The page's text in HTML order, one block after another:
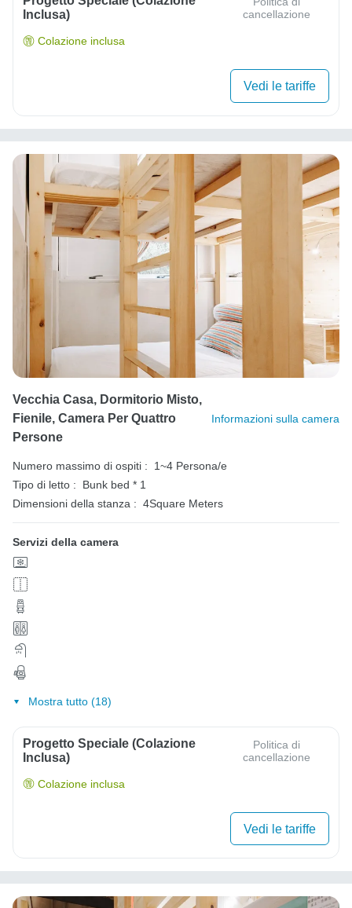
Inclusa)
cancellazione
Colazione inclusa
Vedi le tariffe
Vecchia Casa, Dormitorio Misto,
Fienile, Camera Per Quattro
Persone
Informazioni sulla camera
Numero massimo di ospiti :
1~4 Persona/e
Tipo di letto :
Bunk bed * 1
Dimensioni della stanza : 4Square Meters
Servizi della camera
Mostra tutto (18)
Progetto Speciale (colazione
Inclusa)
Politica di
cancellazione
Colazione inclusa
Vedi le tariffe